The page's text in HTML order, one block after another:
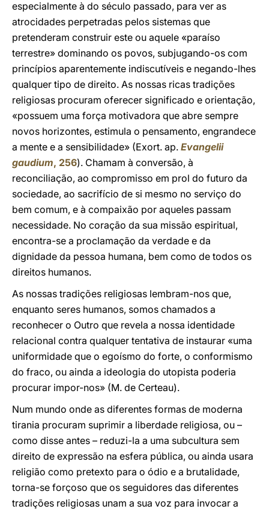
especialmente à do século passado, para ver as
atrocidades perpetradas pelos sistemas que
pretenderam construir este ou aquele «paraíso
terrestre» dominando os povos, subjugando-os com
princípios aparentemente indiscutíveis e negando-lhes
qualquer tipo de direito. As nossas ricas tradições
religiosas procuram oferecer significado e orientação,
«possuem uma força motivadora que abre sempre
novos horizontes, estimula o pensamento, engrandece
a mente e a sensibilidade» (Exort. ap. Evangelii
gaudium, 256). Chamam à conversão, à
reconciliação, ao compromisso em prol do futuro da
sociedade, ao sacrifício de si mesmo no serviço do
bem comum, e à compaixão por aqueles passam
necessidade. No coração da sua missão espiritual,
encontra-se a proclamação da verdade e da
dignidade da pessoa humana, bem como de todos os
direitos humanos.
As nossas tradições religiosas lembram-nos que,
enquanto seres humanos, somos chamados a
reconhecer o Outro que revela a nossa identidade
relacional contra qualquer tentativa de instaurar «uma
uniformidade que o egoísmo do forte, o conformismo
do fraco, ou ainda a ideologia do utopista poderia
procurar impor-nos» (M. de Certeau).
Num mundo onde as diferentes formas de moderna
tirania procuram suprimir a liberdade religiosa, ou –
como disse antes – reduzi-la a uma subcultura sem
direito de expressão na esfera pública, ou ainda usara
religião como pretexto para o ódio e a brutalidade,
torna-se forçoso que os seguidores das diferentes
tradições religiosas unam a sua voz para invocar a